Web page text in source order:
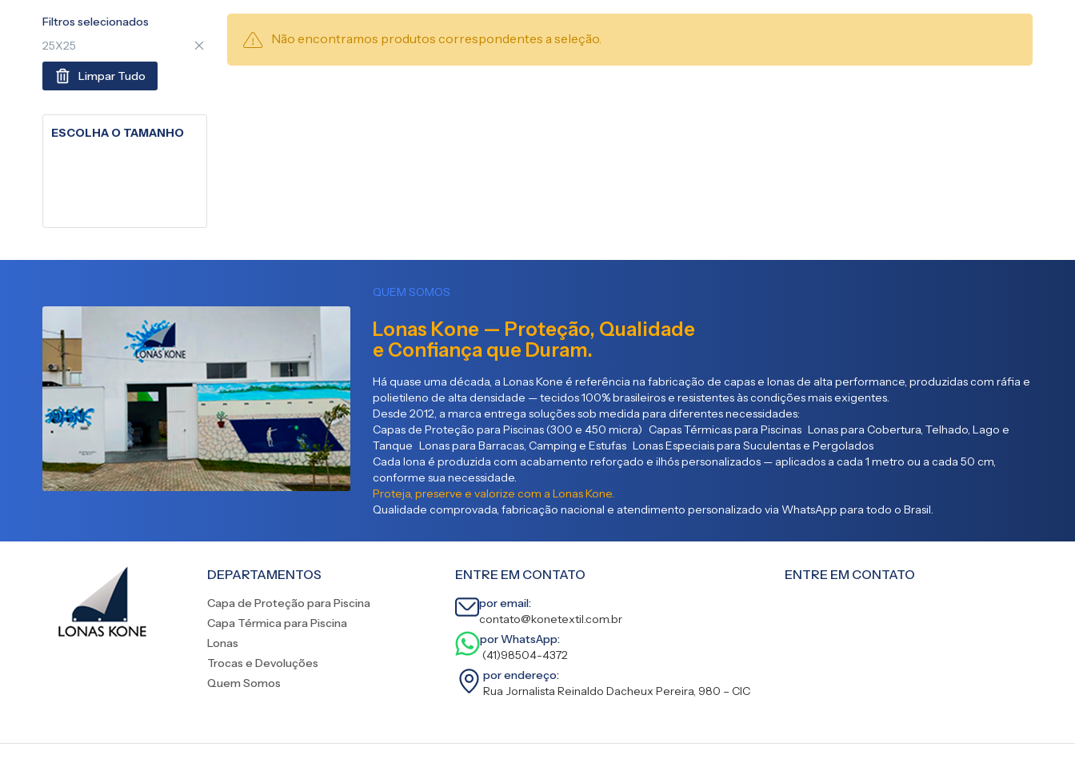
Não encontramos produtos correspondentes a seleção.
Filtros selecionados
25X25
Limpar Tudo
ESCOLHA O TAMANHO
QUEM SOMOS
Lonas Kone — Proteção, Qualidade
e Confiança que Duram.
Há quase uma década, a Lonas Kone é referência na fabricação de capas e lonas de alta performance, produzidas com ráfia e
polietileno de alta densidade — tecidos 100% brasileiros e resistentes às condições mais exigentes.
Desde 2012, a marca entrega soluções sob medida para diferentes necessidades:
Capas de Proteção para Piscinas (300 e 450 micra) Capas Térmicas para Piscinas Lonas para Cobertura, Telhado, Lago e
Tanque Lonas para Barracas, Camping e Estufas Lonas Especiais para Suculentas e Pergolados
Cada lona é produzida com acabamento reforçado e ilhós personalizados — aplicados a cada 1 metro ou a cada 50 cm,
conforme sua necessidade.
Proteja, preserve e valorize com a Lonas Kone.
Qualidade comprovada, fabricação nacional e atendimento personalizado via WhatsApp para todo o Brasil.
DEPARTAMENTOS
Capa de Proteção para Piscina
Capa Térmica para Piscina
Lonas
Trocas e Devoluções
Quem Somos
ENTRE EM CONTATO
por email:
contato@konetextil.com.br
por WhatsApp:
(41)98504-4372
por endereço:
Rua Jornalista Reinaldo Dacheux Pereira, 980 – CIC
ENTRE EM CONTATO